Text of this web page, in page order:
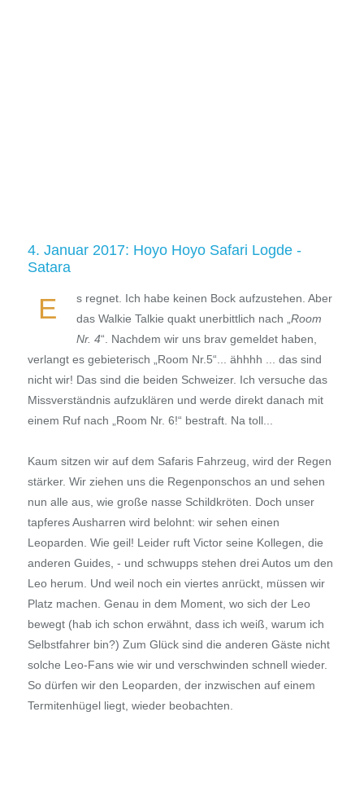
4. Januar 2017: Hoyo Hoyo Safari Logde -
Satara
E
s regnet. Ich habe keinen Bock aufzustehen. Aber
das Walkie Talkie quakt unerbittlich nach „Room
Nr. 4“. Nachdem wir uns brav gemeldet haben,
verlangt es gebieterisch „Room Nr.5“... ähhhh ... das sind
nicht wir! Das sind die beiden Schweizer. Ich versuche das
Missverständnis aufzuklären und werde direkt danach mit
einem Ruf nach „Room Nr. 6!“ bestraft. Na toll...
Kaum sitzen wir auf dem Safaris Fahrzeug, wird der Regen
stärker. Wir ziehen uns die Regenponschos an und sehen
nun alle aus, wie große nasse Schildkröten. Doch unser
tapferes Ausharren wird belohnt: wir sehen einen
Leoparden. Wie geil! Leider ruft Victor seine Kollegen, die
anderen Guides, - und schwupps stehen drei Autos um den
Leo herum. Und weil noch ein viertes anrückt, müssen wir
Platz machen. Genau in dem Moment, wo sich der Leo
bewegt (hab ich schon erwähnt, dass ich weiß, warum ich
Selbstfahrer bin?) Zum Glück sind die anderen Gäste nicht
solche Leo-Fans wie wir und verschwinden schnell wieder.
So dürfen wir den Leoparden, der inzwischen auf einem
Termitenhügel liegt, wieder beobachten.